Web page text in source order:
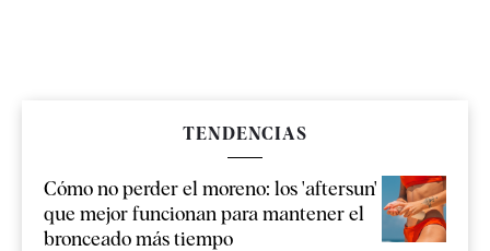
TENDENCIAS
Cómo no perder el moreno: los 'aftersun'
que mejor funcionan para mantener el
bronceado más tiempo